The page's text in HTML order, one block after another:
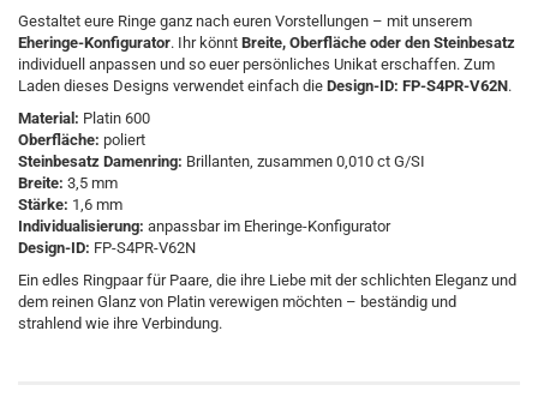
Gestaltet eure Ringe ganz nach euren Vorstellungen – mit unserem
Eheringe-Konfigurator. Ihr könnt Breite, Oberfläche oder den Steinbesatz
individuell anpassen und so euer persönliches Unikat erschaffen. Zum
Laden dieses Designs verwendet einfach die Design-ID: FP-S4PR-V62N.
Material: Platin 600
Oberfläche: poliert
Steinbesatz Damenring: Brillanten, zusammen 0,010 ct G/SI
Breite: 3,5 mm
Stärke: 1,6 mm
Individualisierung: anpassbar im Eheringe-Konfigurator
Design-ID: FP-S4PR-V62N
Ein edles Ringpaar für Paare, die ihre Liebe mit der schlichten Eleganz und
dem reinen Glanz von Platin verewigen möchten – beständig und
strahlend wie ihre Verbindung.